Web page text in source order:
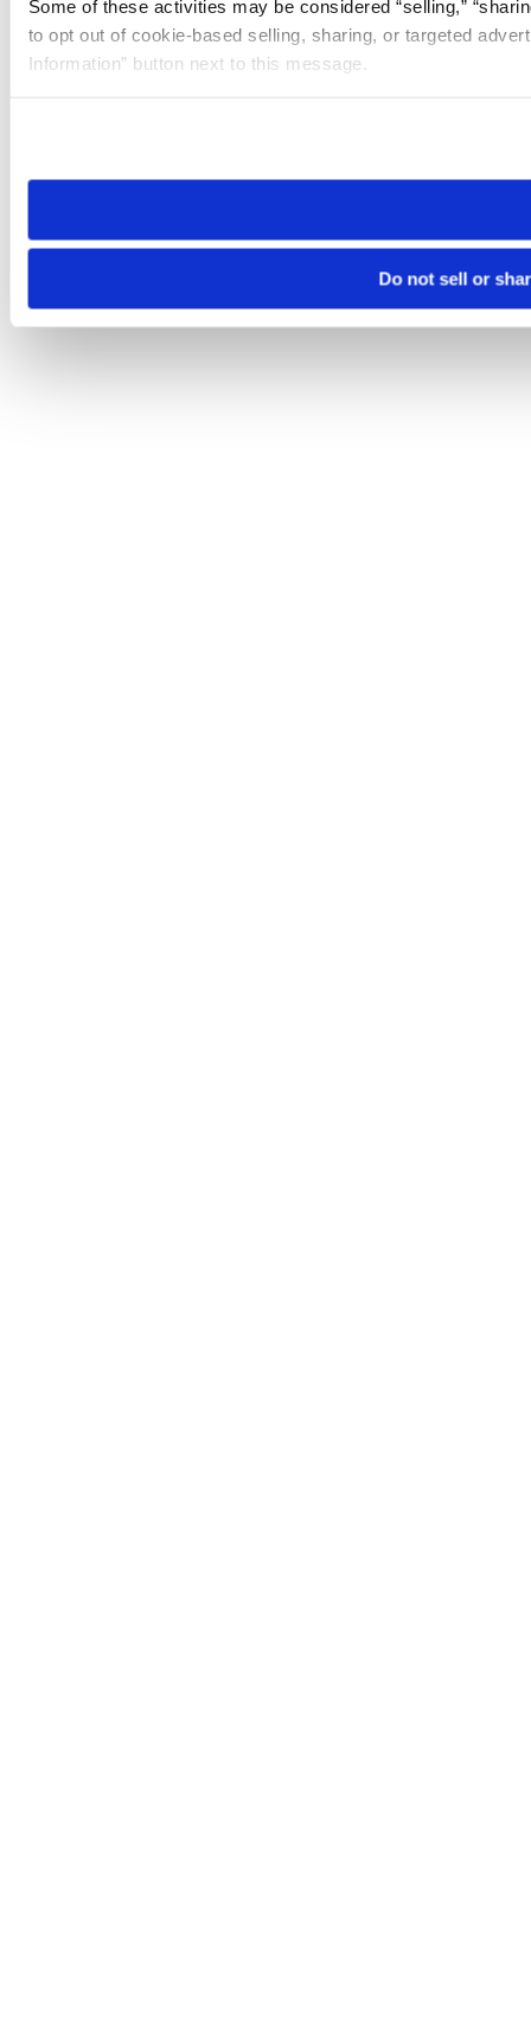
Some of these activities may be considered “selling,”
to opt out of cookie-based selling, sharing, or targeted
Information” button next to this message.
need to be set again.
Do not sell or